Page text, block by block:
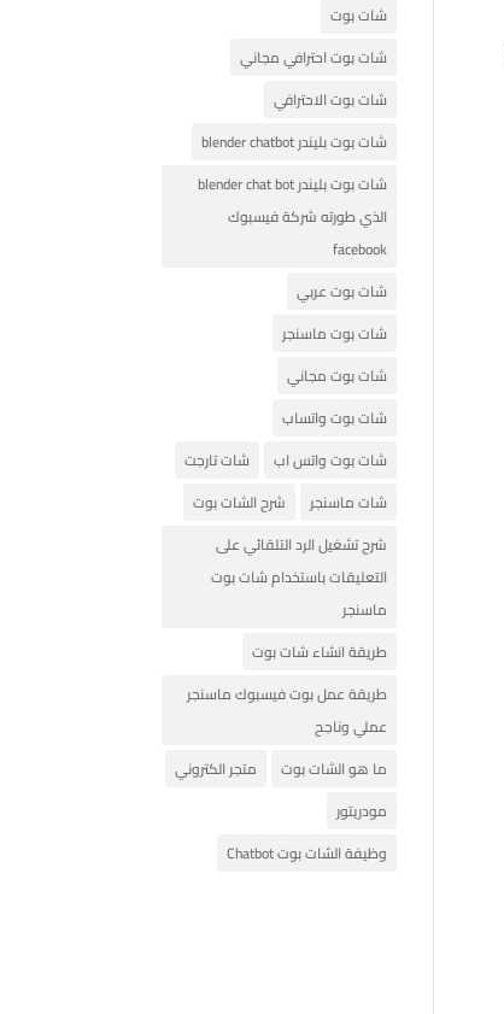
شات بوت
شات بوت احترافي مجاني
شات بوت الاحترافي
شات بوت بليندر blender chatbot
شات بوت بليندر blender chat bot
الذي طورته شركة فيسبوك
facebook
شات بوت عربي
شات بوت ماسنجر
شات بوت مجاني
شات بوت واتساب
شات بوت واتس اب
شات تارجت
شات ماسنجر
شرح الشات بوت
شرح تشغيل الرد التلقائي على
التعليقات باستخدام شات بوت
ماسنجر
طريقة انشاء شات بوت
طريقة عمل بوت فيسبوك ماسنجر
عملي وناجح
ما هو الشات بوت
متجر الكتروني
مودريتور
وظيفة الشات بوت Chatbot